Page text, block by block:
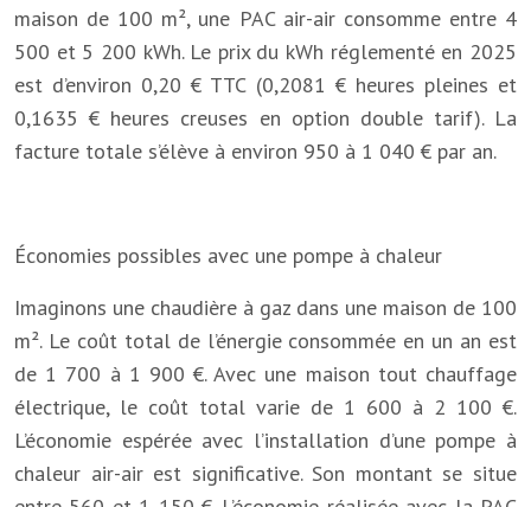
maison de 100 m², une PAC air-air consomme entre 4
500 et 5 200 kWh. Le prix du kWh réglementé en 2025
est d’environ 0,20 € TTC (0,2081 € heures pleines et
0,1635 € heures creuses en option double tarif). La
facture totale s’élève à environ 950 à 1 040 € par an.
Économies possibles avec une pompe à chaleur
Imaginons une chaudière à gaz dans une maison de 100
m². Le coût total de l’énergie consommée en un an est
de 1 700 à 1 900 €. Avec une maison tout chauffage
électrique, le coût total varie de 1 600 à 2 100 €.
L’économie espérée avec l’installation d’une pompe à
chaleur air-air est significative. Son montant se situe